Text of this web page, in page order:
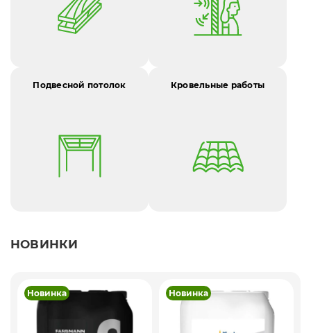
Подвесной потолок Кровельные работы
НОВИНКИ
Новинка Новинка